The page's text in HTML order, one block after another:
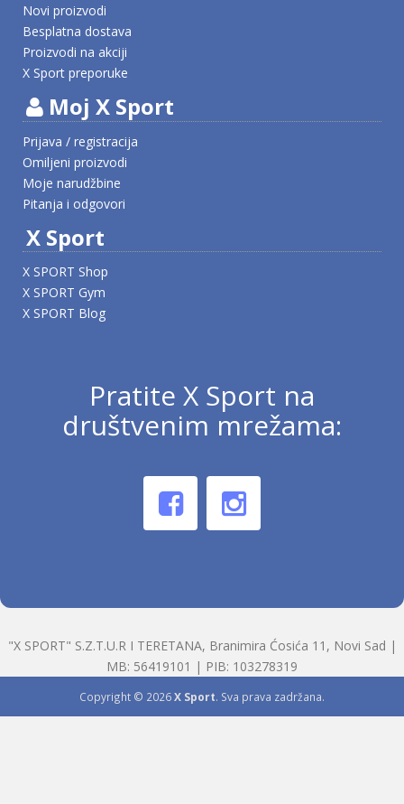
Novi proizvodi
Besplatna dostava
Proizvodi na akciji
X Sport preporuke
Moj X Sport
Prijava / registracija
Omiljeni proizvodi
Moje narudžbine
Pitanja i odgovori
X Sport
X SPORT Shop
X SPORT Gym
X SPORT Blog
Pratite X Sport na
društvenim mrežama:
"X SPORT" S.Z.T.U.R I TERETANA, Branimira Ćosića 11, Novi Sad |
MB: 56419101 | PIB: 103278319
Copyright © 2026X Sport. Sva prava zadržana.